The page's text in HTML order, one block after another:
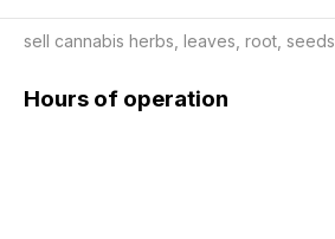
sell cannabis herbs, leaves, root, seeds
Hours of operation